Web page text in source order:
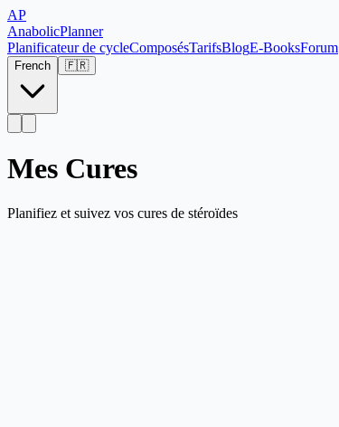
AP
AnabolicPlanner
Planificateur de cycleComposésTarifsBlogE-BooksForum
French 🇫🇷
Mes Cures
Planifiez et suivez vos cures de stéroïdes